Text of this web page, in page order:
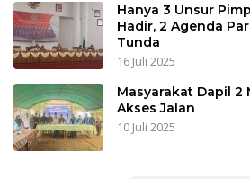
Hanya 3 Unsur
Hadir, 2 Agenda
Tunda
16 Juli 2025
Masyarakat Dapil 2
Akses Jalan
10 Juli 2025